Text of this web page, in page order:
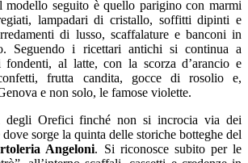
modello seguito è quello parigino con marmi
lampadari di cristallo, soffitti dipinti e
di lusso, scaffalature e banconi in
Seguendo i ricettari antichi si continua a
fondenti, al latte, con la scorza d’arancio e
frutta candita, gocce di rosolio e,
e non solo, le famose violette.
degli Orefici finché non si incrocia via dei
sorge la quinta delle storiche botteghe del
Angeloni. Si riconosce subito per le